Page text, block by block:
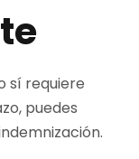
sí requiere
puedes